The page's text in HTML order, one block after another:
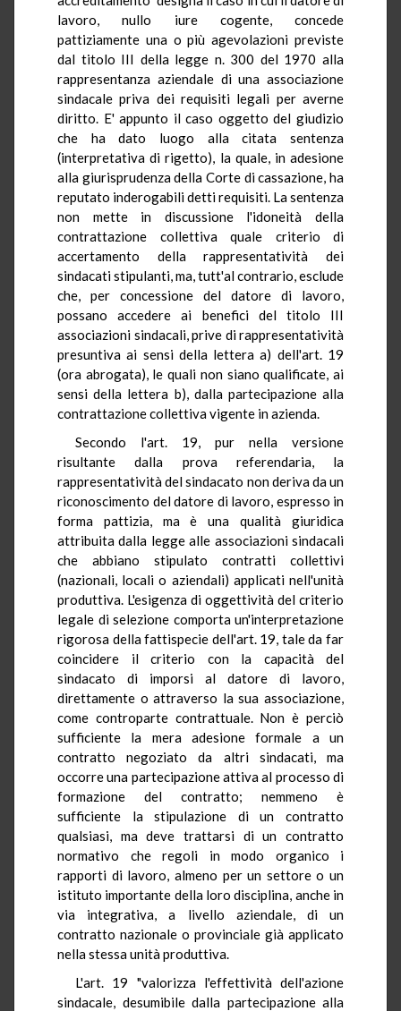
lavoro, nullo iure cogente, concede
pattiziamente una o più agevolazioni previste
dal titolo III della legge n. 300 del 1970 alla
rappresentanza aziendale di una associazione
sindacale priva dei requisiti legali per averne
diritto. E' appunto il caso oggetto del giudizio
che ha dato luogo alla citata sentenza
(interpretativa di rigetto), la quale, in adesione
alla giurisprudenza della Corte di cassazione, ha
reputato inderogabili detti requisiti. La sentenza
non mette in discussione l'idoneità della
contrattazione collettiva quale criterio di
accertamento della rappresentatività dei
sindacati stipulanti, ma, tutt'al contrario, esclude
che, per concessione del datore di lavoro,
possano accedere ai benefici del titolo III
associazioni sindacali, prive di rappresentatività
presuntiva ai sensi della lettera a) dell'art. 19
(ora abrogata), le quali non siano qualificate, ai
sensi della lettera b), dalla partecipazione alla
contrattazione collettiva vigente in azienda.
Secondo l'art. 19, pur nella versione
risultante dalla prova referendaria, la
rappresentatività del sindacato non deriva da un
riconoscimento del datore di lavoro, espresso in
forma pattizia, ma è una qualità giuridica
attribuita dalla legge alle associazioni sindacali
che abbiano stipulato contratti collettivi
(nazionali, locali o aziendali) applicati nell'unità
produttiva. L'esigenza di oggettività del criterio
legale di selezione comporta un'interpretazione
rigorosa della fattispecie dell'art. 19, tale da far
coincidere il criterio con la capacità del
sindacato di imporsi al datore di lavoro,
direttamente o attraverso la sua associazione,
come controparte contrattuale. Non è perciò
sufficiente la mera adesione formale a un
contratto negoziato da altri sindacati, ma
occorre una partecipazione attiva al processo di
formazione del contratto; nemmeno è
sufficiente la stipulazione di un contratto
qualsiasi, ma deve trattarsi di un contratto
normativo che regoli in modo organico i
rapporti di lavoro, almeno per un settore o un
istituto importante della loro disciplina, anche in
via integrativa, a livello aziendale, di un
contratto nazionale o provinciale già applicato
nella stessa unità produttiva.
L'art. 19 "valorizza l'effettività dell'azione
sindacale, desumibile dalla partecipazione alla